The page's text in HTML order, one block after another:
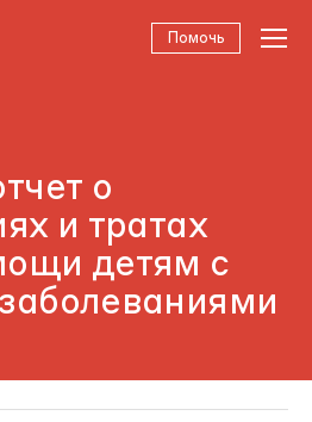
Помочь
о
и тратах
детям с